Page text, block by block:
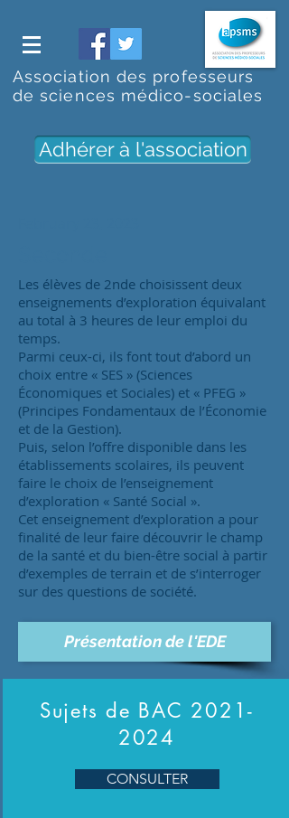
Association des professeurs
de sciences médico-sociales
Adhérer à l'association
Les élèves de 2nde choisissent deux
enseignements d’exploration équivalant
au total à 3 heures de leur emploi du
temps.
Parmi ceux-ci, ils font tout d’abord un
choix entre « SES » (Sciences
Économiques et Sociales) et « PFEG »
(Principes Fondamentaux de l’Économie
et de la Gestion).
Puis, selon l’offre disponible dans les
établissements scolaires, ils peuvent
faire le choix de l’enseignement
d’exploration « Santé Social ».
Cet enseignement d’exploration a pour
finalité de leur faire découvrir le champ
de la santé et du bien-être social à partir
d’exemples de terrain et de s’interroger
sur des questions de société.
Présentation de l'EDE
Sujets de BAC 2021-
2024
CONSULTER